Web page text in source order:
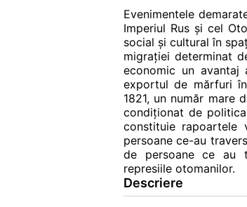
Evenimentele
Imperiul Rus şi cel
social şi cultural în
migraţiei determinat
economic un
exportul de mărfuri
1821, un număr mare
condiţionat de
constituie rapoartele
persoane ce-au
de persoane ce au
represiile otomanilor.
Descriere